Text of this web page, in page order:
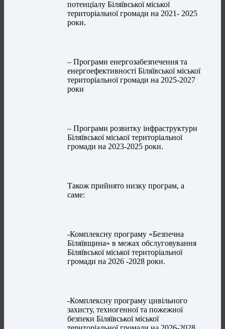
потенціалу Біляївської міської
територіальної громади на 2021- 2025
роки.
– Програми енергозабезпечення та
енергоефективності Біляївської міської
територіальної громади на 2025-2027
роки
– Програми розвитку інфраструктури
Біляївської міської територіальної
громади на 2023-2025 роки.
Також прийнято низку програм, а
саме:
-Комплексну програму «Безпечна
Біляївщина» в межах обслуговування
Біляївської міської територіальної
громади на 2026 -2028 роки.
-Комплексну програму цивільного
захисту, техногенної та пожежної
безпеки Біляївської міської